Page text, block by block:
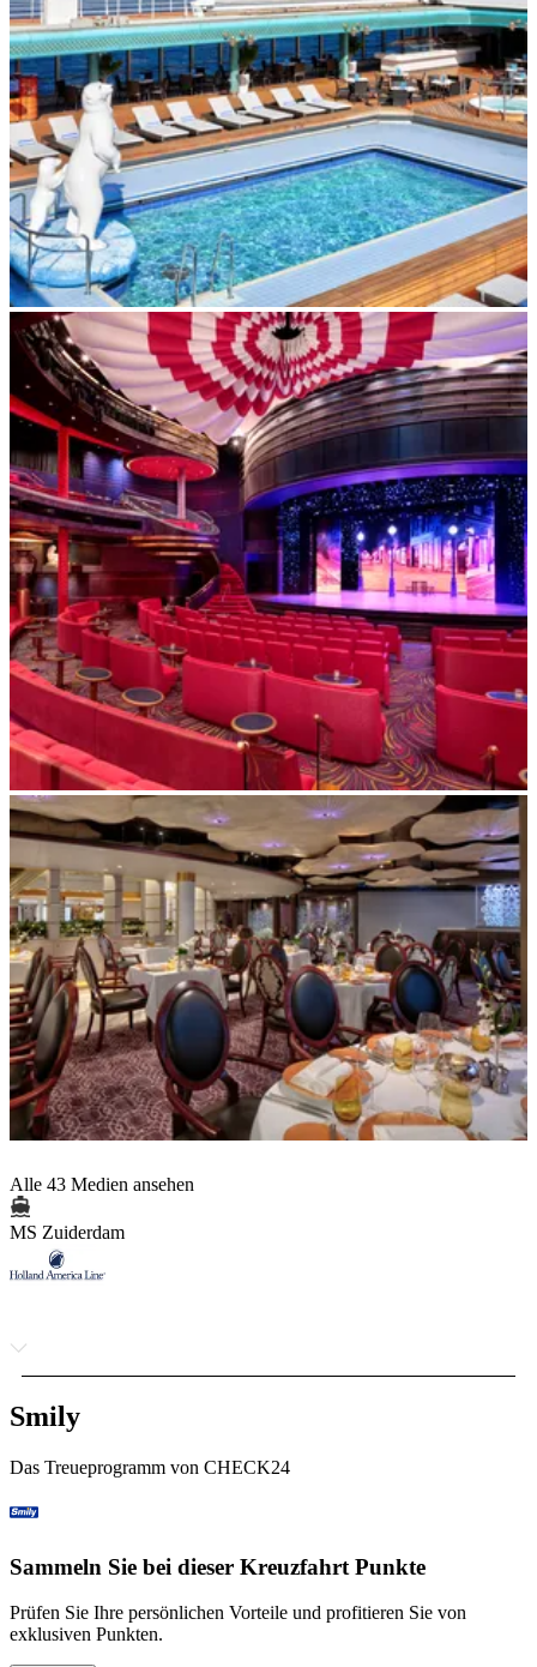
Alle 43 Medien ansehen
MS Zuiderdam
Smily
Das Treueprogramm von CHECK24
Sammeln Sie bei dieser Kreuzfahrt Punkte
Prüfen Sie Ihre persönlichen Vorteile und profitieren Sie von
exklusiven Punkten.